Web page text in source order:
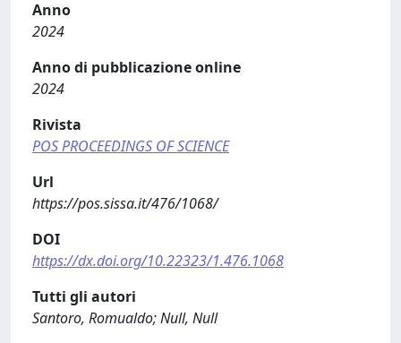
Anno
2024
Anno di pubblicazione online
2024
Rivista
POS PROCEEDINGS OF SCIENCE
Url
https://pos.sissa.it/476/1068/
DOI
https://dx.doi.org/10.22323/1.476.1068
Tutti gli autori
Santoro, Romualdo; Null, Null